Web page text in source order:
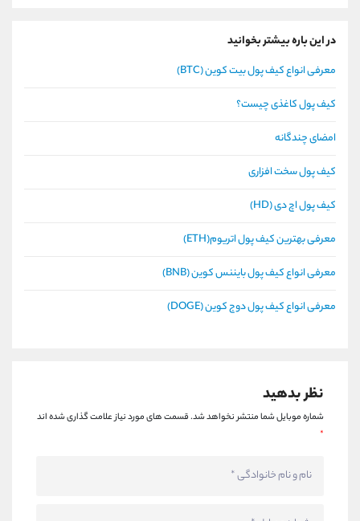
در این باره بیشتر بخوانید
معرفی انواع کیف پول بیت کوین (BTC)
کیف پول کاغذی چیست؟
امضای چندگانه
کیف پول سخت افزاری
کیف پول اچ دی (HD)
معرفی بهترین کیف پول اتریوم(ETH)
معرفی انواع کیف پول بایننس کوین (BNB)
معرفی انواع کیف پول دوج کوین (DOGE)
نظر بدهید
شماره موبایل شما منتشر نخواهد شد.قسمت های مورد نیاز علامت گذاری شده اند
*